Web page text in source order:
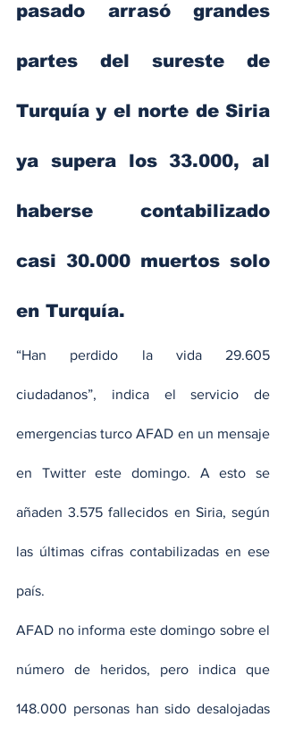
pasado arrasó grandes
partes del sureste de
Turquía y el norte de Siria
ya supera los 33.000, al
haberse contabilizado
casi 30.000 muertos solo
en Turquía.
“Han perdido la vida 29.605
ciudadanos”, indica el servicio de
emergencias turco AFAD en un mensaje
en Twitter este domingo. A esto se
añaden 3.575 fallecidos en Siria, según
las últimas cifras contabilizadas en ese
país.
AFAD no informa este domingo sobre el
número de heridos, pero indica que
148.000 personas han sido desalojadas